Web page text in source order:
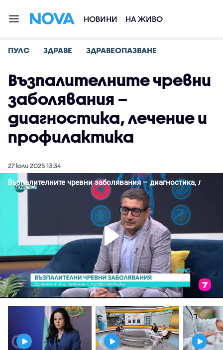
НОВИНИ НА ЖИВО
ПУЛС ЗДРАВЕ ЗДРАВЕОПАЗВАНЕ
Възпалителните чревни
заболявания –
диагностика, лечение и
профилактика
27 юли 2025 13:34